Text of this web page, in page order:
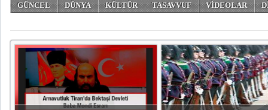
GÜNCEL DÜNYA KÜLTÜR TASAVVUF VİDEOLAR